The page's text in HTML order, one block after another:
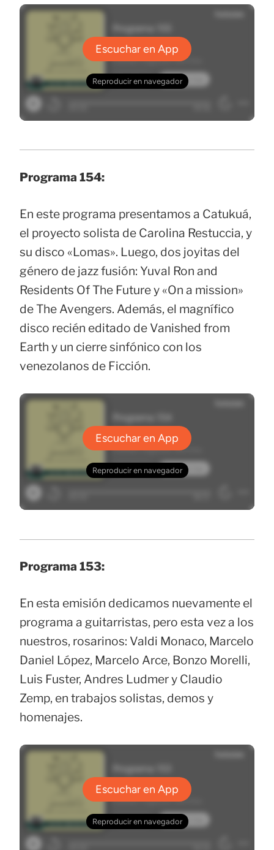
Programa 154:
En este programa presentamos a Catukuá,
el proyecto solista de Carolina Restuccia, y
su disco «Lomas». Luego, dos joyitas del
género de jazz fusión: Yuval Ron and
Residents Of The Future y «On a mission»
de The Avengers. Además, el magnífico
disco recién editado de Vanished from
Earth y un cierre sinfónico con los
venezolanos de Ficción.
Programa 153:
En esta emisión dedicamos nuevamente el
programa a guitarristas, pero esta vez a los
nuestros, rosarinos: Valdi Monaco, Marcelo
Daniel López, Marcelo Arce, Bonzo Morelli,
Luis Fuster, Andres Ludmer y Claudio
Zemp, en trabajos solistas, demos y
homenajes.